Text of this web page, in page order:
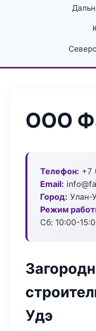
ООО
Телефон: +7
Email:
Город: Улан-
Режим
Сб: 10:00-
Удэ